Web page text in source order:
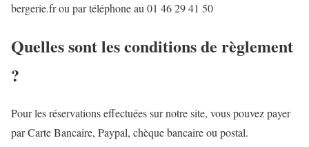
bergerie.fr ou par téléphone au 01 46 29 41 50
Quelles sont les conditions de règlement
?
Pour les réservations effectuées sur notre site, vous pouvez payer
par Carte Bancaire, Paypal, chèque bancaire ou postal.